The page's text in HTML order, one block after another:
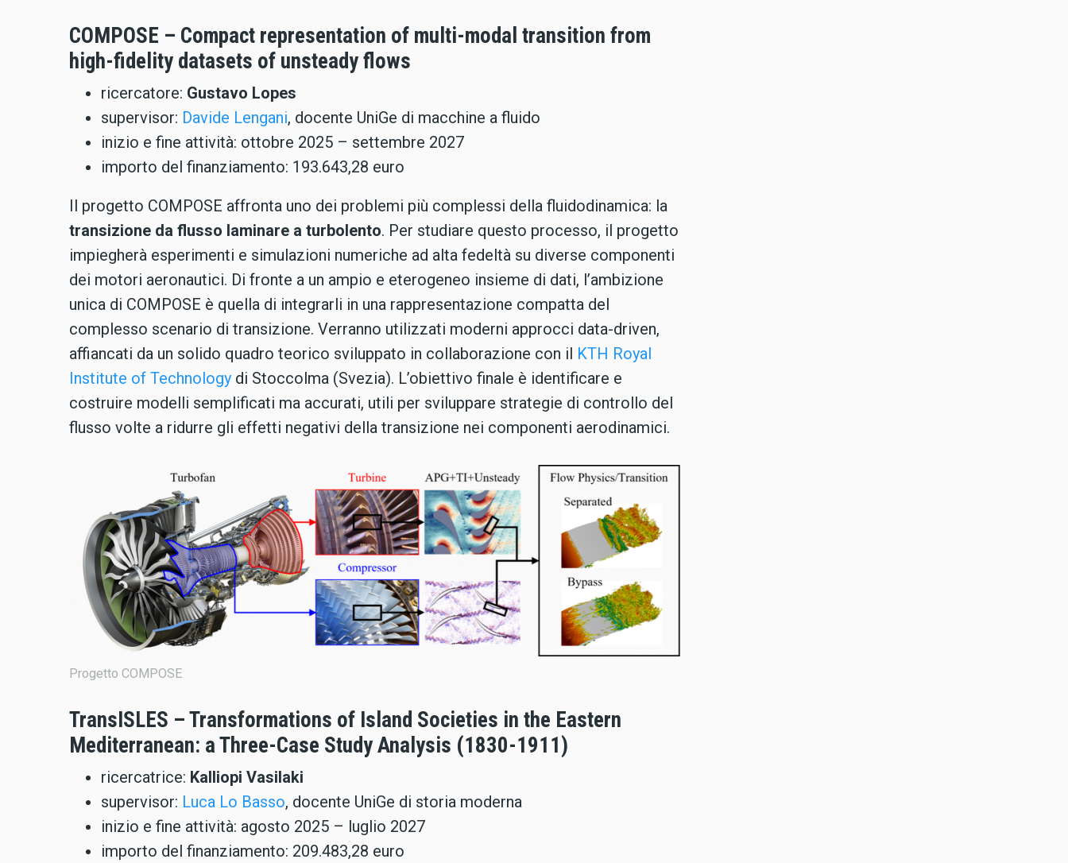
COMPOSE – Compact representation of multi-modal transition from
high-fidelity datasets of unsteady flows
ricercatore: Gustavo Lopes
supervisor: Davide Lengani, docente UniGe di macchine a fluido
inizio e fine attività: ottobre 2025 – settembre 2027
importo del finanziamento: 193.643,28 euro
Il progetto COMPOSE affronta uno dei problemi più complessi della fluidodinamica: la
transizione da flusso laminare a turbolento. Per studiare questo processo, il progetto
impiegherà esperimenti e simulazioni numeriche ad alta fedeltà su diverse componenti
dei motori aeronautici. Di fronte a un ampio e eterogeneo insieme di dati, l’ambizione
unica di COMPOSE è quella di integrarli in una rappresentazione compatta del
complesso scenario di transizione. Verranno utilizzati moderni approcci data-driven,
affiancati da un solido quadro teorico sviluppato in collaborazione con il KTH Royal
Institute of Technology di Stoccolma (Svezia). L’obiettivo finale è identificare e
costruire modelli semplificati ma accurati, utili per sviluppare strategie di controllo del
flusso volte a ridurre gli effetti negativi della transizione nei componenti aerodinamici.
Progetto COMPOSE
TransISLES – Transformations of Island Societies in the Eastern
Mediterranean: a Three-Case Study Analysis (1830-1911)
ricercatrice: Kalliopi Vasilaki
supervisor: Luca Lo Basso, docente UniGe di storia moderna
inizio e fine attività: agosto 2025 – luglio 2027
importo del finanziamento: 209.483,28 euro